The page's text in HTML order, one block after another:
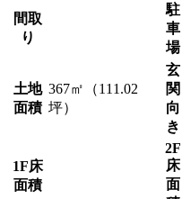
間取
り
駐
車
場
土地
面積
367㎡（111.02
坪）
玄
関
向
き
1F床
面積
2F
床
面